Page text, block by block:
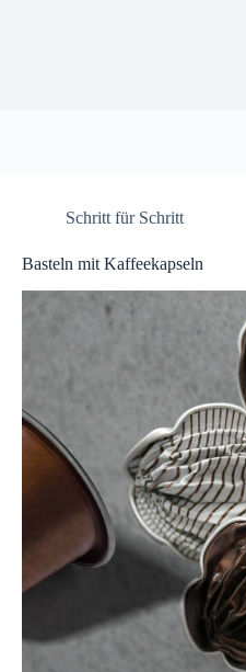
Schritt für Schritt
Basteln mit Kaffeekapseln